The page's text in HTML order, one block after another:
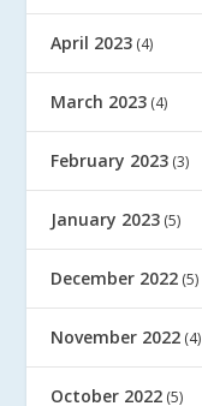
April 2023 (4)
March 2023 (4)
February 2023 (3)
January 2023 (5)
December 2022 (5)
November 2022 (4)
October 2022 (5)